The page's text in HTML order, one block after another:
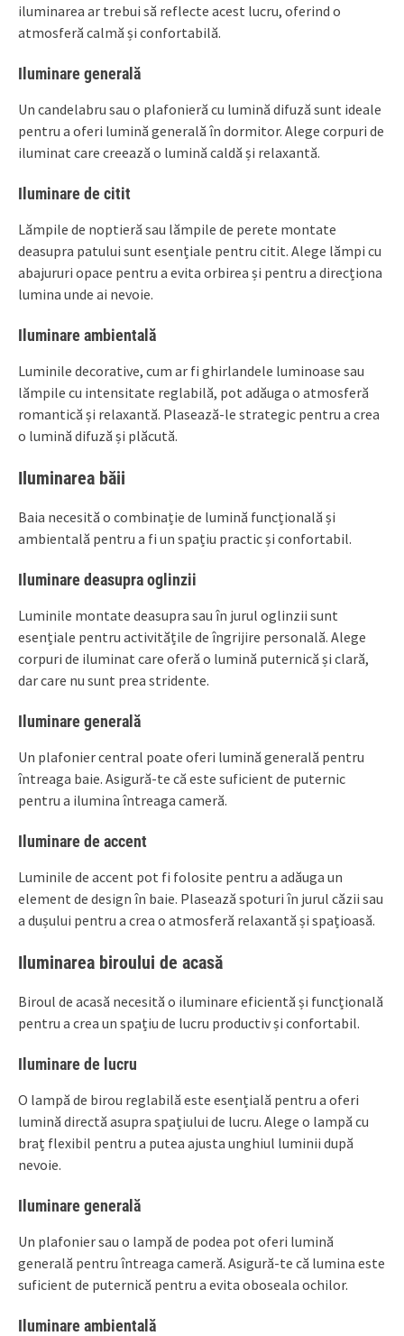
iluminarea ar trebui să reflecte acest lucru, oferind o
atmosferă calmă și confortabilă.
Iluminare generală
Un candelabru sau o plafonieră cu lumină difuză sunt ideale
pentru a oferi lumină generală în dormitor. Alege corpuri de
iluminat care creează o lumină caldă și relaxantă.
Iluminare de citit
Lămpile de noptieră sau lămpile de perete montate
deasupra patului sunt esențiale pentru citit. Alege lămpi cu
abajururi opace pentru a evita orbirea și pentru a direcționa
lumina unde ai nevoie.
Iluminare ambientală
Luminile decorative, cum ar fi ghirlandele luminoase sau
lămpile cu intensitate reglabilă, pot adăuga o atmosferă
romantică și relaxantă. Plasează-le strategic pentru a crea
o lumină difuză și plăcută.
Iluminarea băii
Baia necesită o combinație de lumină funcțională și
ambientală pentru a fi un spațiu practic și confortabil.
Iluminare deasupra oglinzii
Luminile montate deasupra sau în jurul oglinzii sunt
esențiale pentru activitățile de îngrijire personală. Alege
corpuri de iluminat care oferă o lumină puternică și clară,
dar care nu sunt prea stridente.
Iluminare generală
Un plafonier central poate oferi lumină generală pentru
întreaga baie. Asigură-te că este suficient de puternic
pentru a ilumina întreaga cameră.
Iluminare de accent
Luminile de accent pot fi folosite pentru a adăuga un
element de design în baie. Plasează spoturi în jurul căzii sau
a dușului pentru a crea o atmosferă relaxantă și spațioasă.
Iluminarea biroului de acasă
Biroul de acasă necesită o iluminare eficientă și funcțională
pentru a crea un spațiu de lucru productiv și confortabil.
Iluminare de lucru
O lampă de birou reglabilă este esențială pentru a oferi
lumină directă asupra spațiului de lucru. Alege o lampă cu
braț flexibil pentru a putea ajusta unghiul luminii după
nevoie.
Iluminare generală
Un plafonier sau o lampă de podea pot oferi lumină
generală pentru întreaga cameră. Asigură-te că lumina este
suficient de puternică pentru a evita oboseala ochilor.
Iluminare ambientală